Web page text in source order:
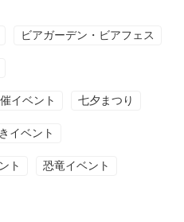
ビアガーデン・ビアフェス
イベント 七夕まつり
イベント
ト 恐竜イベント